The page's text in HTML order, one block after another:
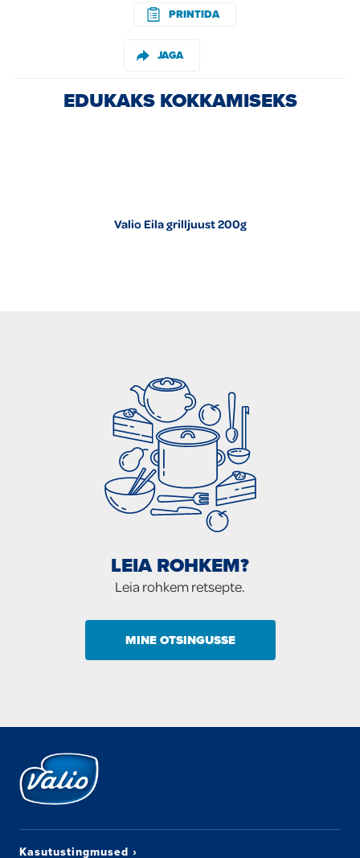
PRINTIDA
JAGA
EDUKAKS KOKKAMISEKS
Valio Eila grilljuust 200g
LEIA ROHKEM?
Leia rohkem retsepte.
MINE OTSINGUSSE
Kasutustingmused ›